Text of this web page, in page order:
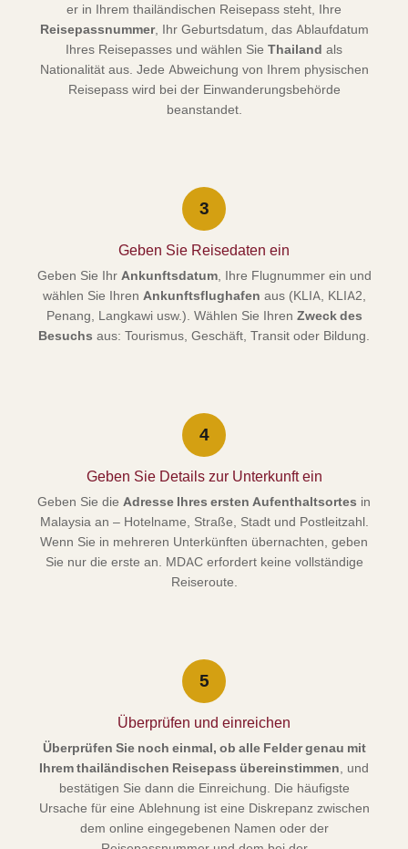
er in Ihrem thailändischen Reisepass steht, Ihre
Reisepassnummer, Ihr Geburtsdatum, das Ablaufdatum
Ihres Reisepasses und wählen Sie Thailand als
Nationalität aus. Jede Abweichung von Ihrem physischen
Reisepass wird bei der Einwanderungsbehörde
beanstandet.
3
Geben Sie Reisedaten ein
Geben Sie Ihr Ankunftsdatum, Ihre Flugnummer ein und
wählen Sie Ihren Ankunftsflughafen aus (KLIA, KLIA2,
Penang, Langkawi usw.). Wählen Sie Ihren Zweck des
Besuchs aus: Tourismus, Geschäft, Transit oder Bildung.
4
Geben Sie Details zur Unterkunft ein
Geben Sie die Adresse Ihres ersten Aufenthaltsortes in
Malaysia an – Hotelname, Straße, Stadt und Postleitzahl.
Wenn Sie in mehreren Unterkünften übernachten, geben
Sie nur die erste an. MDAC erfordert keine vollständige
Reiseroute.
5
Überprüfen und einreichen
Überprüfen Sie noch einmal, ob alle Felder genau mit
Ihrem thailändischen Reisepass übereinstimmen, und
bestätigen Sie dann die Einreichung. Die häufigste
Ursache für eine Ablehnung ist eine Diskrepanz zwischen
dem online eingegebenen Namen oder der